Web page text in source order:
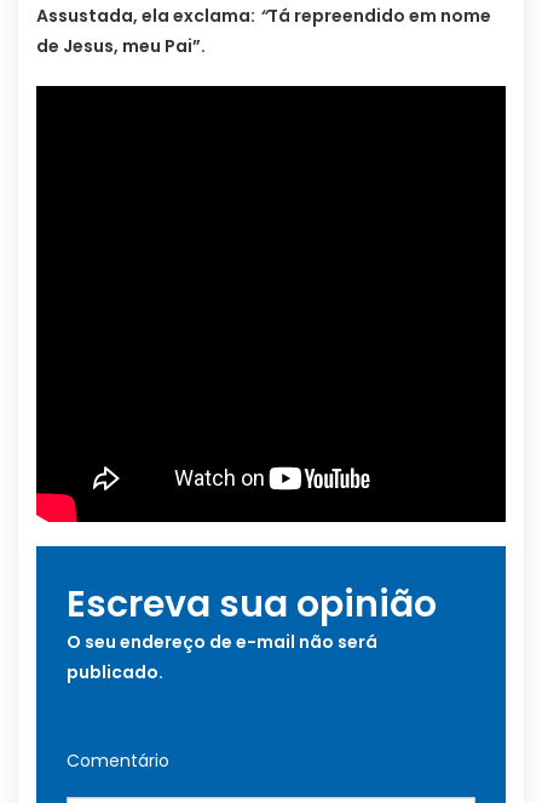
Assustada, ela exclama: “Tá repreendido em nome
de Jesus, meu Pai”.
Escreva sua opinião
O seu endereço de e-mail não será
publicado.
Comentário